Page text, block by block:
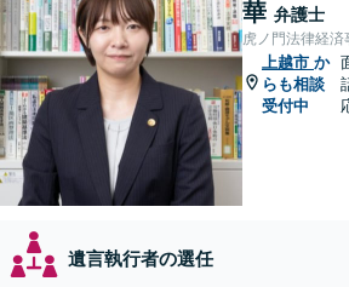
華 弁護士
虎ノ門法律経
上越市 か
らも相談
受付中
遺言執行者の選任